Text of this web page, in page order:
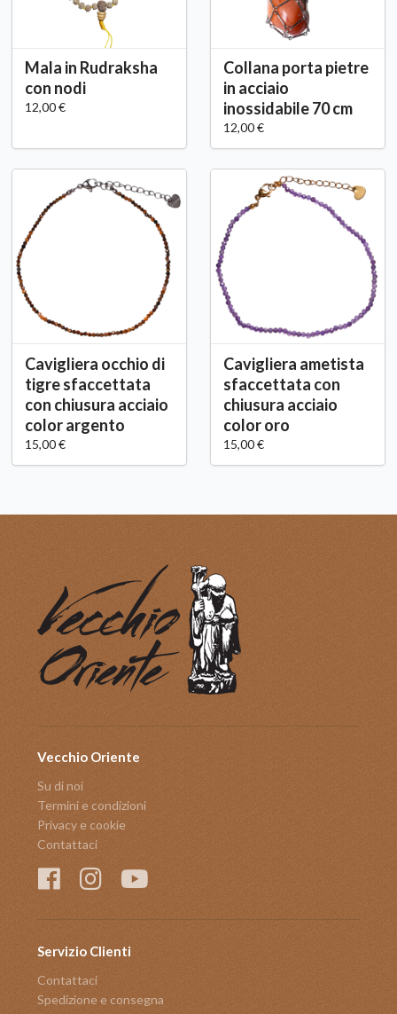
Mala in Rudraksha
con nodi
12,00 €
Collana porta pietre
in acciaio
inossidabile 70 cm
12,00 €
Cavigliera occhio di
tigre sfaccettata
con chiusura acciaio
color argento
15,00 €
Cavigliera ametista
sfaccettata con
chiusura acciaio
color oro
15,00 €
Vecchio Oriente
Su di noi
Termini e condizioni
Privacy e cookie
Contattaci
Servizio Clienti
Contattaci
Spedizione e consegna